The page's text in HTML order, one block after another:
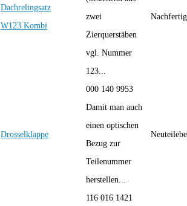
Dachrelingsatz
W123 Kombi
zwei
Zierquerstäben
vgl. Nummer
123...
Drosselklappe
000 140 9953
Damit man auch
einen optischen
Bezug zur
Teilenummer
herstellen...
116 016 1421